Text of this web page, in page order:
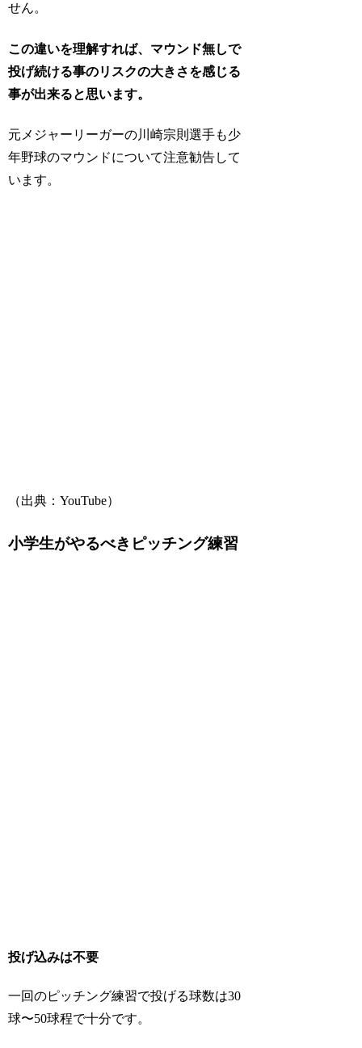
せん。
この違いを理解すれば、マウンド無しで
投げ続ける事のリスクの大きさを感じる
事が出来ると思います。
元メジャーリーガーの川崎宗則選手も少
年野球のマウンドについて注意勧告して
います。
（出典：YouTube）
小学生がやるべきピッチング練習
投げ込みは不要
一回のピッチング練習で投げる球数は30
球〜50球程で十分です。